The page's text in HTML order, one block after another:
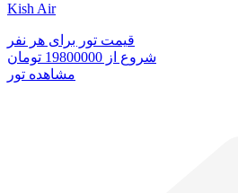
Kish Air
قیمت تور برای هر نفر
شروع از 19800000 تومان
مشاهده تور